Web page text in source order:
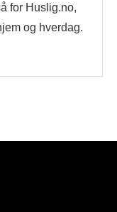
for Huslig.no,
og hverdag.